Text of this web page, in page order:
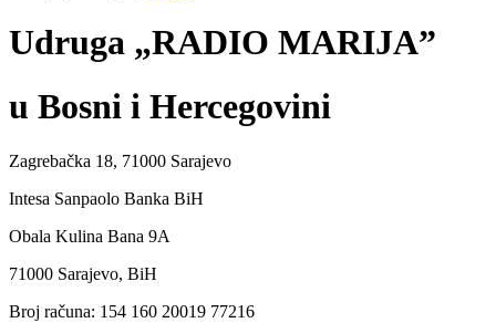
Udruga „RADIO MARIJA”
u Bosni i Hercegovini
Zagrebačka 18, 71000 Sarajevo
Intesa Sanpaolo Banka BiH
Obala Kulina Bana 9A
71000 Sarajevo, BiH
Broj računa: 154 160 20019 77216